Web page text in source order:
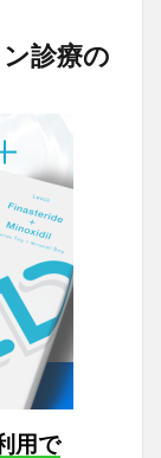
診療の
用で